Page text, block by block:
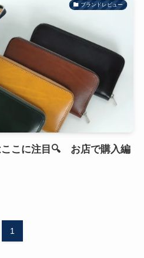
ブランドレビュー
ここに注目🔍 お店で購入編
1